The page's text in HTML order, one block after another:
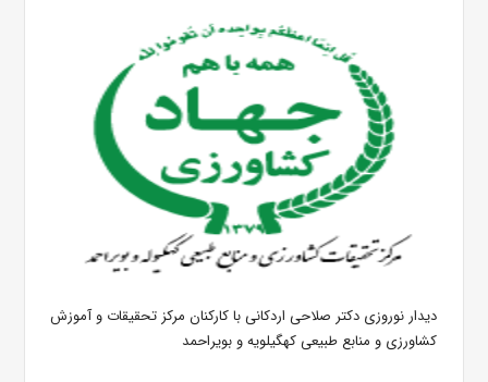
دیدار نوروزی دکتر صلاحی اردکانی با کارکنان مرکز تحقیقات و آموزش
کشاورزی و منابع طبیعی کهگیلویه و بویراحمد